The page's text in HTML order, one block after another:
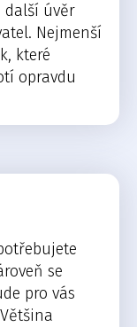
další úvěr
Nejmenší
které
opravdu
se
pro vás